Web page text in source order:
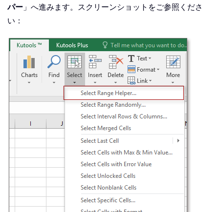
パー 」へ進みます。スクリーンショットをご参照くださ
い：